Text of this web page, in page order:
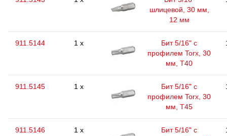
шлицевой, 30 мм,
12 мм
911.5144 1 x
Бит 5/16" с
профилем Torx, 30
мм, Т40
911.5145 1 x
Бит 5/16" с
профилем Torx, 30
мм, Т45
911.5146 1 x
Бит 5/16" с